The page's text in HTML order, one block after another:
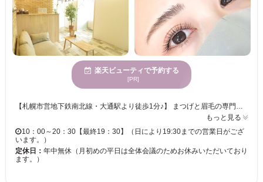
楽天ビューティで予約する
[PR]
もっと見る
10：00～20：30【最終19：30】（日により19:30までの営業日がござ
います。）
定休日： 年中無休（月初めの平日は全体会議のためお休みいただいており
ます。）